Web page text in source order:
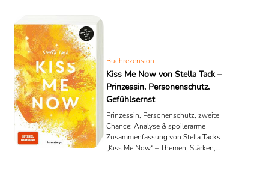
Buchrezension
Kiss Me Now von Stella Tack –
Prinzessin, Personenschutz,
Gefühlsernst
Prinzessin, Personenschutz, zweite
Chance: Analyse & spoilerarme
Zusammenfassung von Stella Tacks
„Kiss Me Now“ – Themen, Stärken,